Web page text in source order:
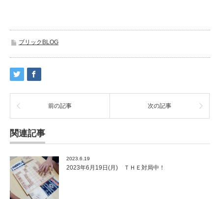
ブリックBLOG
前の記事 次の記事
関連記事
2023.6.19
2023年6月19日(月) ＴＨＥ対局中！